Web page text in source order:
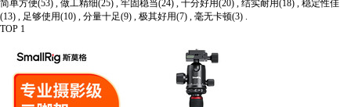
简单方便(53) , 做工精细(25) , 牢固稳当(24) , 十分好用(20) , 结实耐用(18) , 稳定性佳
(13) , 足够使用(10) , 分量十足(9) , 极其好用(7) , 毫无卡顿(3) .
TOP 1